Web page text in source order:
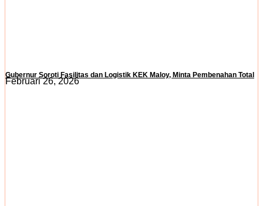
Gubernur Soroti Fasilitas dan Logistik KEK Maloy, Minta Pembenahan Total
Februari 26, 2026